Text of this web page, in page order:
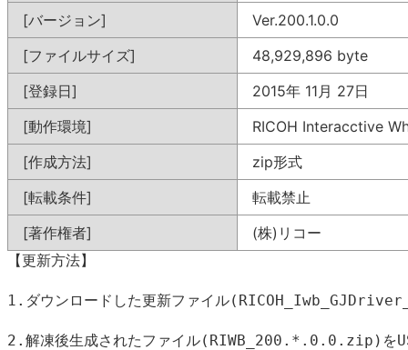
[バージョン]
Ver.200.1.0.0
[ファイルサイズ]
48,929,896 byte
[登録日]
2015年 11月 27日
[動作環境]
RICOH Interacctive
[作成方法]
zip形式
[転載条件]
転載禁止
[著作権者]
(株)リコー
【更新方法】
1.ダウンロードした更新ファイル
2.解凍後生成されたファイル(RIWB_200.*.0.0.zip)を